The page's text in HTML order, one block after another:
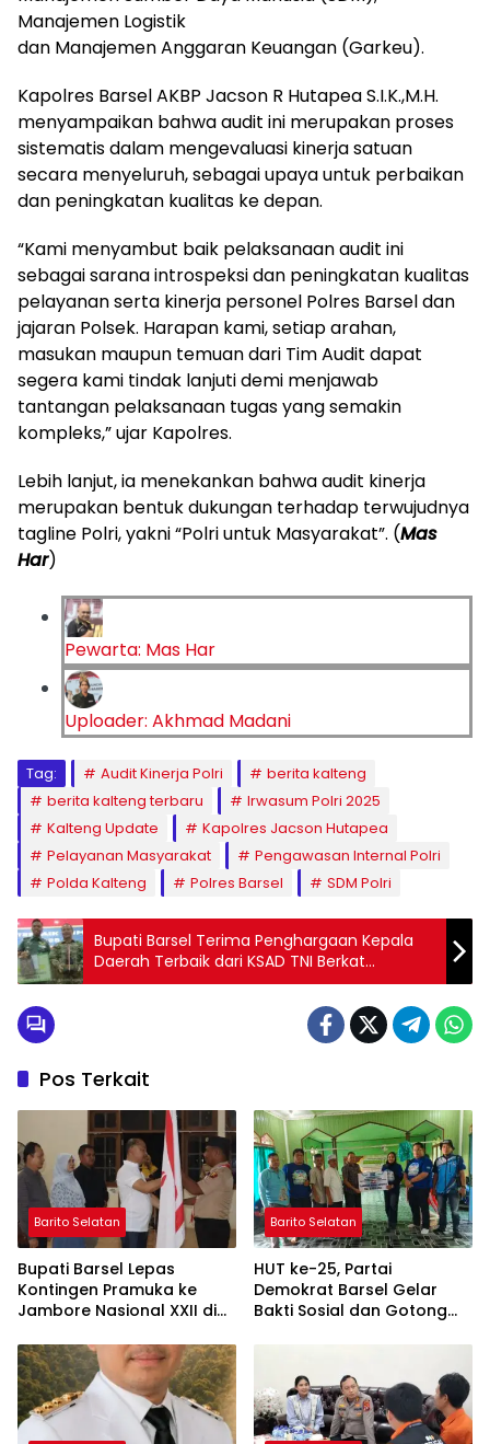
Manajemen Logistik
dan Manajemen Anggaran Keuangan (Garkeu).
Kapolres Barsel AKBP Jacson R Hutapea S.I.K.,M.H.
menyampaikan bahwa audit ini merupakan proses
sistematis dalam mengevaluasi kinerja satuan
secara menyeluruh, sebagai upaya untuk perbaikan
dan peningkatan kualitas ke depan.
“Kami menyambut baik pelaksanaan audit ini
sebagai sarana introspeksi dan peningkatan kualitas
pelayanan serta kinerja personel Polres Barsel dan
jajaran Polsek. Harapan kami, setiap arahan,
masukan maupun temuan dari Tim Audit dapat
segera kami tindak lanjuti demi menjawab
tantangan pelaksanaan tugas yang semakin
kompleks,” ujar Kapolres.
Lebih lanjut, ia menekankan bahwa audit kinerja
merupakan bentuk dukungan terhadap terwujudnya
tagline Polri, yakni “Polri untuk Masyarakat”. (Mas
Har)
Pewarta: Mas Har
Uploader: Akhmad Madani
Tag: Audit Kinerja Polri
berita kalteng
berita kalteng terbaru
Irwasum Polri 2025
Kalteng Update
Kapolres Jacson Hutapea
Pelayanan Masyarakat
Pengawasan Internal Polri
Polda Kalteng
Polres Barsel SDM Polri
Bupati Barsel Terima Penghargaan Kepala
Daerah Terbaik dari KSAD TNI Berkat
Dukungan Program TMMD
Pos Terkait
Barito Selatan
Bupati Barsel Lepas
Kontingen Pramuka ke
Jambore Nasional XXII di
Barito Selatan
HUT ke-25, Partai
Demokrat Barsel Gelar
Bakti Sosial dan Gotong
Ashfiya